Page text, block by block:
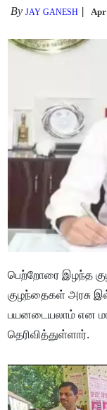
ByJAY GANESH Apr
பெற்றோரை இழந்த
குழந்தைகள் அரசு
பயனடையலாம் என
தெரிவித்துள்ளார்.